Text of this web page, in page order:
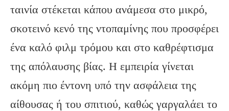
ταινία στέκεται κάπου ανάμεσα στο μικρό,
σκοτεινό κενό της ντοπαμίνης που προσφέρει
ένα καλό φιλμ τρόμου και στο καθρέφτισμα
της απόλαυσης βίας. Η εμπειρία γίνεται
ακόμη πιο έντονη υπό την ασφάλεια της
αίθουσας ή του σπιτιού, καθώς γαργαλάει το